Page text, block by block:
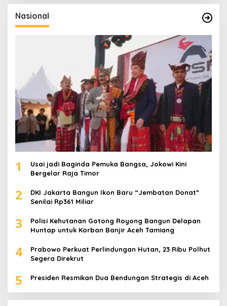
i
u
n
t
Nasional
1
Usai jadi Baginda Pemuka Bangsa, Jokowi Kini
Bergelar Raja Timor
2
DKI Jakarta Bangun Ikon Baru “Jembatan Donat”
Senilai Rp361 Miliar
3
Polisi Kehutanan Gotong Royong Bangun Delapan
Huntap untuk Korban Banjir Aceh Tamiang
4
Prabowo Perkuat Perlindungan Hutan, 23 Ribu Polhut
Segera Direkrut
5 Presiden Resmikan Dua Bendungan Strategis di Aceh